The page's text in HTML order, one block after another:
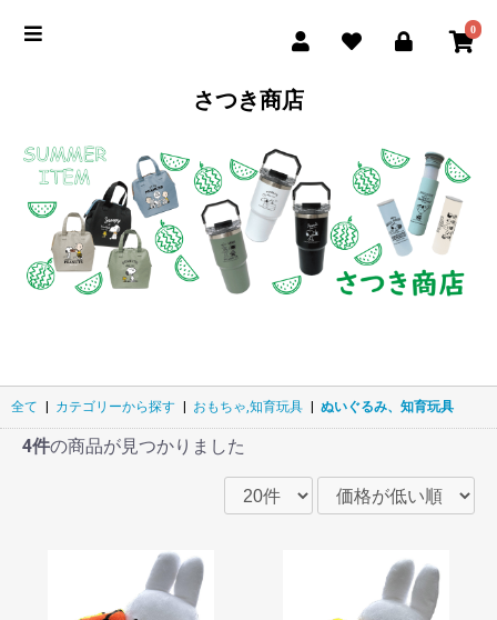
0
さつき商店
全て カテゴリーから探す おもちゃ,知育玩具 ぬいぐるみ、知育玩具
4件の商品が見つかりました